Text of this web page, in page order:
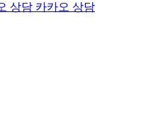
카카오 상담